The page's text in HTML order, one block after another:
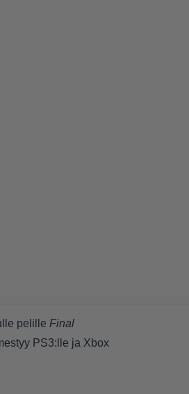
pelille Final
PS3:lle ja Xbox